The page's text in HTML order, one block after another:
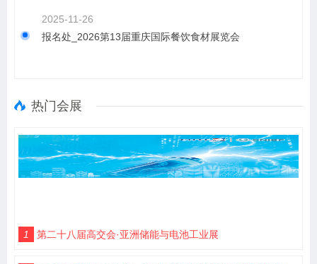
2025-11-26
报名处_2026第13届重庆国际餐饮食材展览会
热门会展
1 第二十八届高交会·亚洲储能与电池工业展